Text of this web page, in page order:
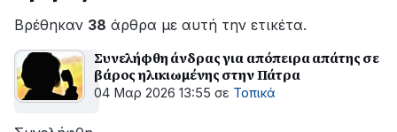
οι
εργασίες
ΔΕΔΔΗΕ
την
Βρέθηκαν 38 άρθρα με αυτή την ετικέτα.
Συνελήφθη άνδρας για απόπειρα απάτης σε
βάρος ηλικιωμένης στην Πάτρα
04 Μαρ 2026 13:55 σε Τοπικά